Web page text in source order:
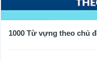
1000 Từ vựng theo chủ